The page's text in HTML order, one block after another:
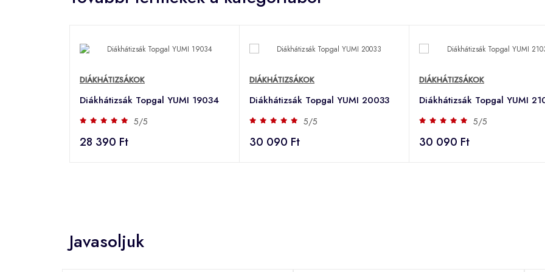
DIÁKHÁTIZSÁKOK
Diákhátizsák Topgal YUMI 19034
5/5
28 390 Ft
DIÁKHÁTIZSÁKOK
Diákhátizsák Topgal YUMI 20033
5/5
30 090 Ft
DIÁKHÁTIZSÁKOK
Diákhátizsák Topgal YUMI
5/5
30 090 Ft
Javasoljuk